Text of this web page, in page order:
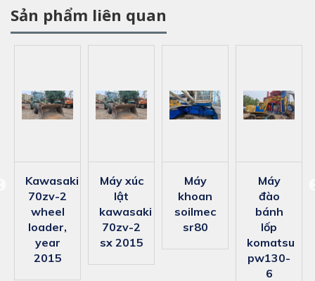
Sản phẩm liên quan
kawasaki
70zv-2
wheel
loader,
year
2015
máy xúc
lật
kawasaki
70zv-2
sx 2015
máy
khoan
soilmec
sr80
máy
đào
bánh
lốp
komatsu
pw130-
6